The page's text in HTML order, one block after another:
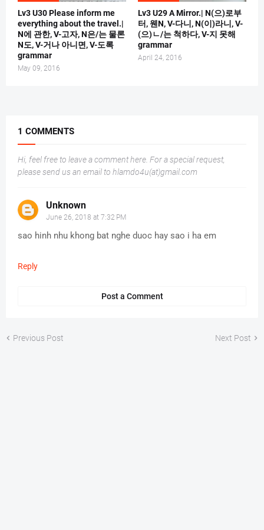
Lv3 U30 Please inform me
everything about the travel.|
N에 관한, V-고자, N은/는 물론
N도, V-거나 아니면, V-도록
grammar
May 09, 2016
Lv3 U29 A Mirror.| N(으)로부
터, 웬N, V-다니, N(이)라니, V-
(으)ㄴ/는 척하다, V-지 못해
grammar
April 24, 2016
1 COMMENTS
Hi, feel free to leave a comment here. For a special request,
please send us an email to hlamdo4u(at)gmail.com
Unknown
June 26, 2018 at 7:32 PM
sao hinh nhu khong bat nghe duoc hay sao i ha em
Reply
Post a Comment
Previous Post Next Post